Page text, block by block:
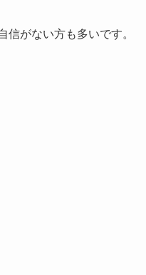
がない方も多いです。